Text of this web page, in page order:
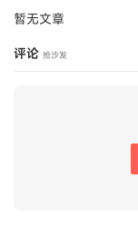
暂无文章
评论 抢沙发